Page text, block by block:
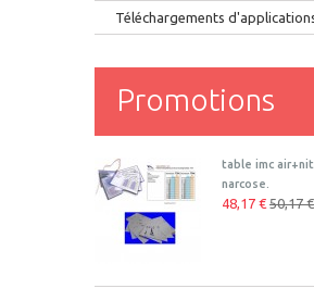
Téléchargements
Promotions
table imc
narcose.
48,17 € 50,17 €